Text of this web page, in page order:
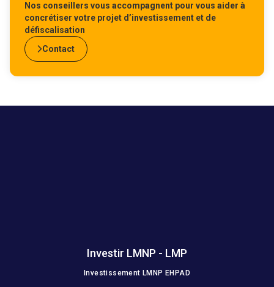
Nos conseillers vous accompagnent pour vous aider à
concrétiser votre projet d’investissement et de
défiscalisation
Contact
Investir LMNP - LMP
Investissement LMNP EHPAD